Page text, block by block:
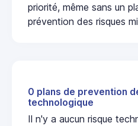
priorité, même sans un
prévention des risques
0 plans de prevention
technologique
Il n'y a aucun risque